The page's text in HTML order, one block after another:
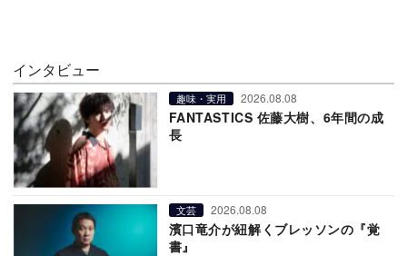
インタビュー
趣味・実用 2026.08.08
FANTASTICS 佐藤大樹、6年間の成
長
文芸 2026.08.08
濱口竜介が紐解くブレッソンの『覚
書』